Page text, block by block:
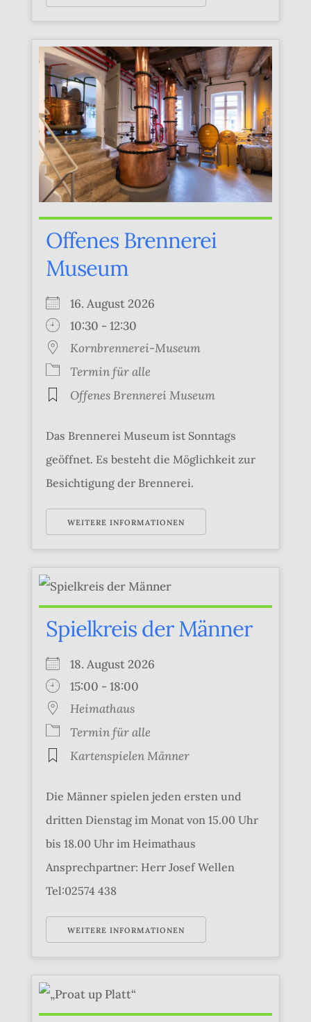
Offenes Brennerei
Museum
16. August 2026
10:30 - 12:30
Kornbrennerei-Museum
Termin für alle
Offenes Brennerei Museum
Das Brennerei Museum ist Sonntags
geöffnet. Es besteht die Möglichkeit zur
Besichtigung der Brennerei.
WEITERE INFORMATIONEN
Spielkreis der Männer
18. August 2026
15:00 - 18:00
Heimathaus
Termin für alle
Kartenspielen Männer
Die Männer spielen jeden ersten und
dritten Dienstag im Monat von 15.00 Uhr
bis 18.00 Uhr im Heimathaus
Ansprechpartner: Herr Josef Wellen
Tel:02574 438
WEITERE INFORMATIONEN